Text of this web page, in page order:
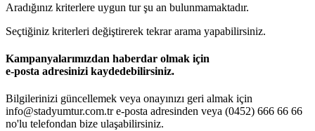
Aradığınız kriterlere uygun tur şu an bulunmamaktadır.
Seçtiğiniz kriterleri değiştirerek tekrar arama yapabilirsiniz.
Kampanyalarımızdan haberdar olmak için
e-posta adresinizi kaydedebilirsiniz.
Bilgilerinizi güncellemek veya onayınızı geri almak için
info@stadyumtur.com.tre-posta adresinden veya (0452) 666 66 66
no'lu telefondan bize ulaşabilirsiniz.